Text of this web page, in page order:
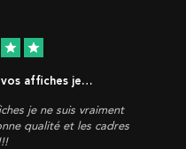
star star
affiches je…
je ne suis vraiment
qualité et les cadres